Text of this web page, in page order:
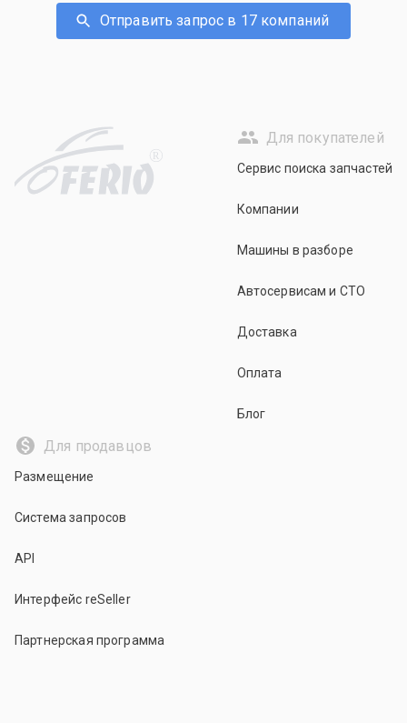
Отправить запрос в 17 компаний
R
Для покупателей
Сервис поиска запчастей
Компании
Машины в разборе
Автосервисам и СТО
Доставка
Оплата
Блог
Для продавцов
Размещение
Система запросов
API
Интерфейс reSeller
Партнерская программа